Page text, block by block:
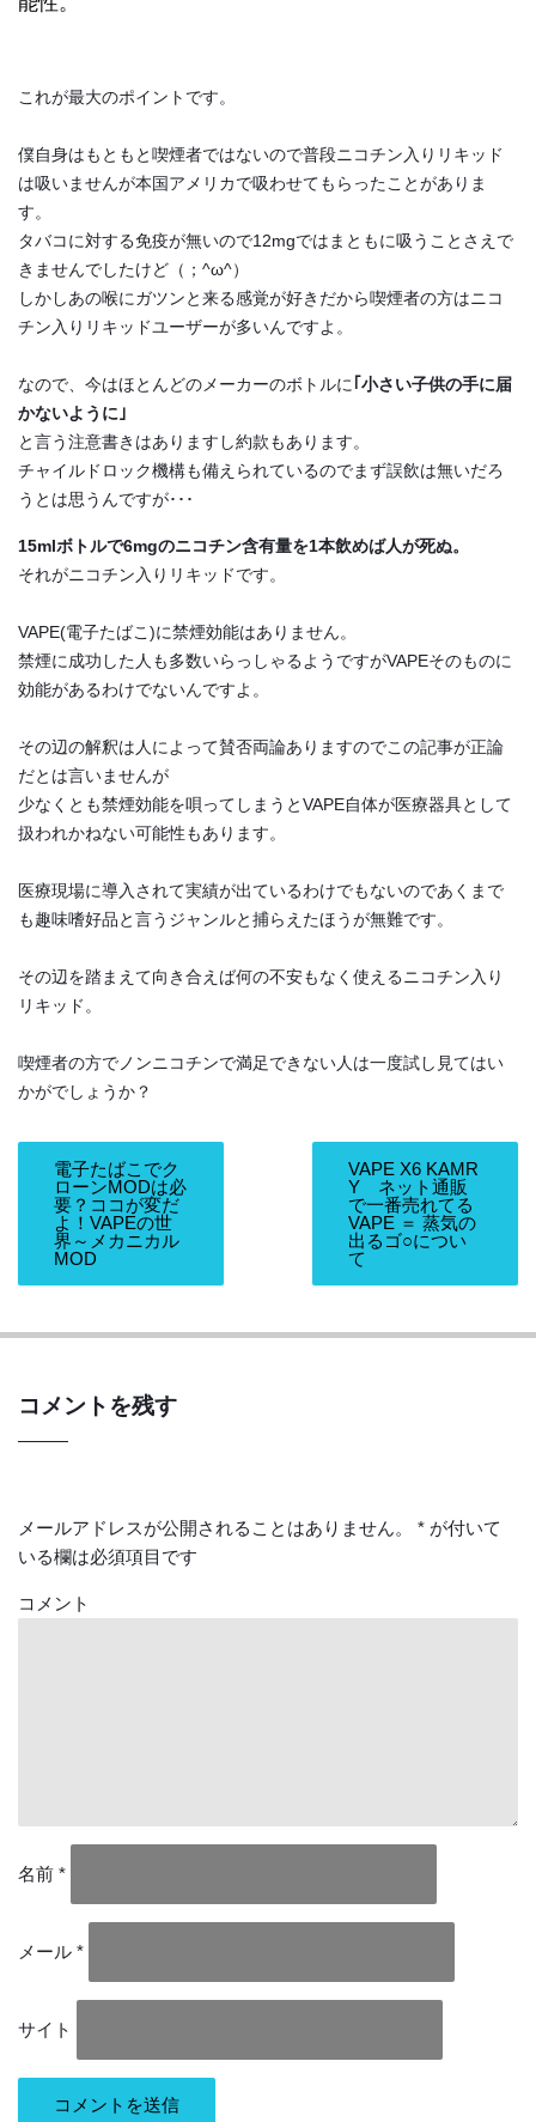
これが最大のポイントです。
僕自身はもともと喫煙者ではないので普段ニコチン入りリキッド
は吸いませんが本国アメリカで吸わせてもらったことがありま
す。
タバコに対する免疫が無いので12mgではまともに吸うことさえで
きませんでしたけど（；^ω^）
しかしあの喉にガツンと来る感覚が好きだから喫煙者の方はニコ
チン入りリキッドユーザーが多いんですよ。
なので、今はほとんどのメーカーのボトルに｢小さい子供の手に届
かないように｣
と言う注意書きはありますし約款もあります。
チャイルドロック機構も備えられているのでまず誤飲は無いだろ
うとは思うんですが･･･
15mlボトルで6mgのニコチン含有量を1本飲めば人が死ぬ。
それがニコチン入りリキッドです。
VAPE(電子たばこ)に禁煙効能はありません。
禁煙に成功した人も多数いらっしゃるようですがVAPEそのものに
効能があるわけでないんですよ。
その辺の解釈は人によって賛否両論ありますのでこの記事が正論
だとは言いませんが
少なくとも禁煙効能を唄ってしまうとVAPE自体が医療器具として
扱われかねない可能性もあります。
医療現場に導入されて実績が出ているわけでもないのであくまで
も趣味嗜好品と言うジャンルと捕らえたほうが無難です。
その辺を踏まえて向き合えば何の不安もなく使えるニコチン入り
リキッド。
喫煙者の方でノンニコチンで満足できない人は一度試し見てはい
かがでしょうか？
電子たばこでク
ローンMODは必
要？ココが変だ
よ！VAPEの世
界～メカニカル
MOD
VAPE X6 KAMR
Y ネット通販
で一番売れてる
VAPE ＝ 蒸気の
出るゴ○につい
て
コメントを残す
メールアドレスが公開されることはありません。 * が付いて
いる欄は必須項目です
コメント
名前 *
メール *
サイト